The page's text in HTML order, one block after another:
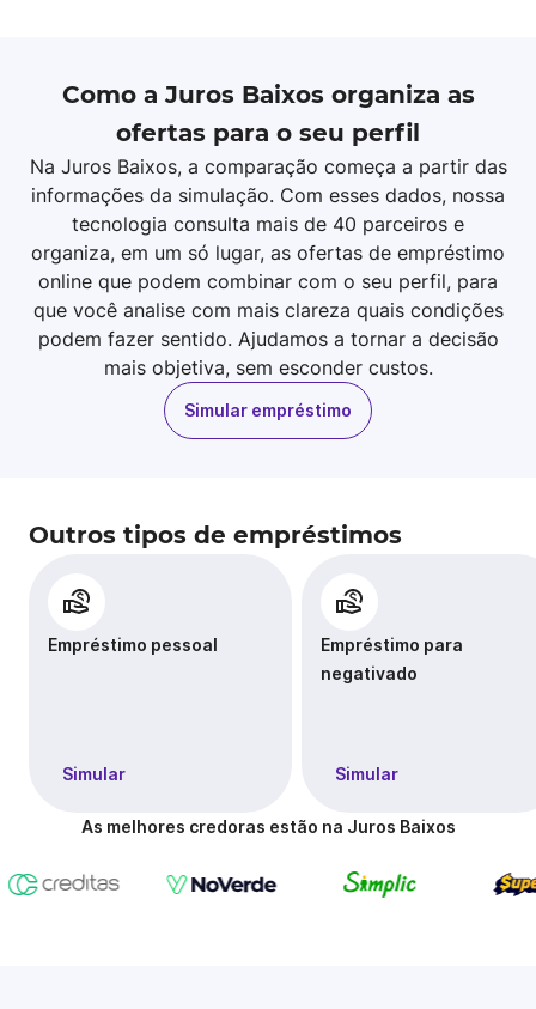
Como a Juros Baixos organiza as
ofertas para o seu perfil
Na Juros Baixos, a comparação começa a partir das
informações da simulação. Com esses dados, nossa
tecnologia consulta mais de 40 parceiros e
organiza, em um só lugar, as ofertas de empréstimo
online que podem combinar com o seu perfil, para
que você analise com mais clareza quais condições
podem fazer sentido. Ajudamos a tornar a decisão
mais objetiva, sem esconder custos.
Simular empréstimo
Outros tipos de empréstimos
Empréstimo pessoal
Simular
Empréstimo para
negativado
Simular
As melhores credoras estão na Juros Baixos